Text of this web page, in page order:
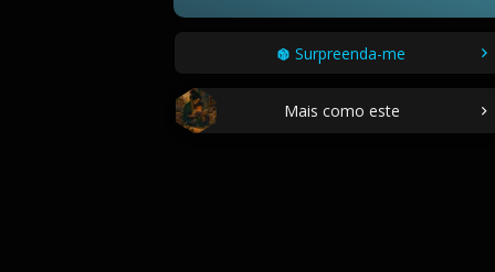
Surpreenda-me
Mais como este